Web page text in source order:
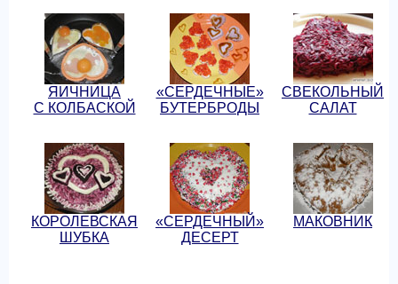
ЯИЧНИЦА
С КОЛБАСКОЙ
«СЕРДЕЧНЫЕ»
БУТЕРБРОДЫ
СВЕКОЛЬНЫЙ
САЛАТ
КОРОЛЕВСКАЯ
ШУБКА
«СЕРДЕЧНЫЙ»
ДЕСЕРТ
МАКОВНИК